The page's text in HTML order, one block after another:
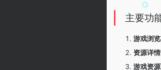
主要功
游戏浏
资源详
游戏资